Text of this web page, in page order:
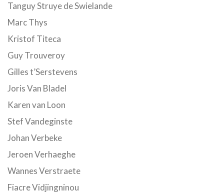
Tanguy Struye de Swielande
Marc Thys
Kristof Titeca
Guy Trouveroy
Gilles t’Serstevens
Joris Van Bladel
Karen van Loon
Stef Vandeginste
Johan Verbeke
Jeroen Verhaeghe
Wannes Verstraete
Fiacre Vidjingninou